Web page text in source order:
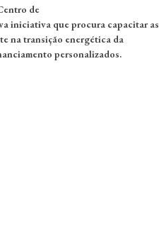
de
iniciativa que procura capacitar as
na transição energética da
personalizados.